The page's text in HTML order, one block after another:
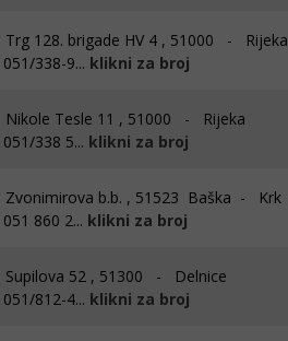
Trg 128. brigade HV 4 , 51000 - Rijeka
051/338-9... klikni za broj
Nikole Tesle 11 , 51000 - Rijeka
051/338 5... klikni za broj
Zvonimirova b.b. , 51523 Baška - Krk
051 860 2... klikni za broj
Supilova 52 , 51300 - Delnice
051/812-4... klikni za broj